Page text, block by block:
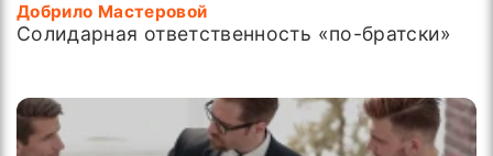
Добрило Мастеровой
Солидарная ответственность «по-братски»